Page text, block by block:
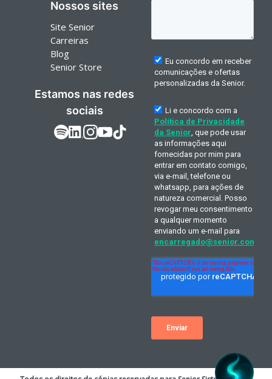
Nossos sites
Site Senior
Carreiras
Blog
Senior Store
Estamos nas redes
sociais